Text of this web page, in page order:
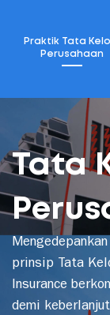
Tata
prinsip Tata
Insurance
demi
Praktik Tata
Perusahaan